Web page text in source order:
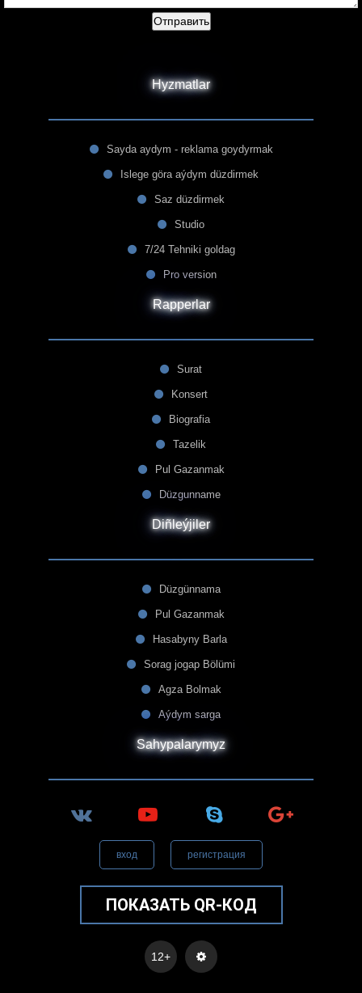
Отправить
Hyzmatlar
Sayda aydym - reklama goydyrmak
Islege göra aýdym düzdirmek
Saz düzdirmek
Studio
7/24 Tehniki goldag
Pro version
Rapperlar
Surat
Konsert
Biografia
Tazelik
Pul Gazanmak
Düzgunname
Diñleýjiler
Düzgünnama
Pul Gazanmak
Hasabyny Barla
Sorag jogap Bölümi
Agza Bolmak
Aýdym sarga
Sahypalarymyz
вход регистрация
ПОКАЗАТЬ QR-КОД
12+